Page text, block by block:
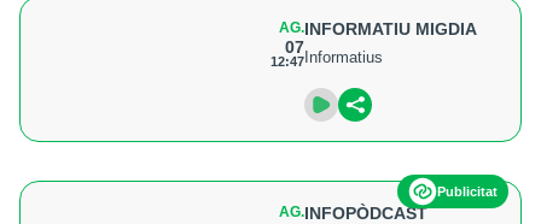
AG.
07
12:47
INFORMATIU MIGDIA
Informatius
Publicitat
AG.INFOPÒDCAST